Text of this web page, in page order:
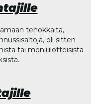
tehokkaita,
oli sitten
tai moniulotteisista